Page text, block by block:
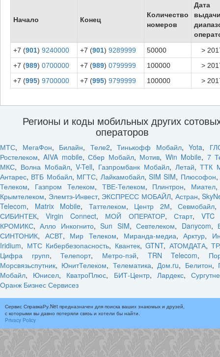
Начало Конец
Количество
номеров
Дата
+7 (901) 9240000 +7 (901) 9289999 50000
>
+7 (989) 0700000 +7 (989) 0799999 100000
>
+7 (995) 9700000 +7 (995) 9799999 100000 >
Регионы и коды мобильных других
операторов
МТС, МегаФон, Билайн, Теле2,Тинькофф Мобайл,Yota,
Ростелеком,AIVA mobile,Сбер Мобайл, Мотив, Win Mobile, 7
МКС, Волна Мобайл,V-Tell, Газпромбанк Мобайл, Летай,ТТК
Антарес, ВТБ Мобайл, МГТС, Лайкамобайл, SIM SIM, Плюсофон,
Телеком, Газпром Телеком, ТВЕ-Телеком, Плинтрон, Миател
Крымтелеком, Элемтэ-Инвест, ЭКСПРЕСС МОБАЙЛ, Астран,
Telecom, Matrix Mobile, Таттелеком, Центр 2М,Севмобайл
СИБИНТЕК,Virgin Connect, МОЙ ОПЕРАТОР, Старт, VTC
КРОМИКС,Алло Инкогнито,Sun SIM,Севтелеком, Danycom,
СИНТОНИК, АСВТ, Мир Телеком, Миранда-медиа,Арктур,
Iridium, МТС Кибербезопасность, Квантек, GTNT, АТОМДАТА,
Цифра групп,Телепорт, Метро-пэй, TRN Telecom,
Морсвязьспутник, ЮнитТелеком, Телематика, Дом.ru, Белитон,
Мобайл, Юнисел, КватроПлюс, БИТ-Центр, Лардекс,
Оранж Бизнес Сервисез
Сервис СправкаРу.Net предназначен для поиска ваших знакомых и друзей,
с которыми вы давно потеряли связь и хотели бы найти.
Privacy Policy